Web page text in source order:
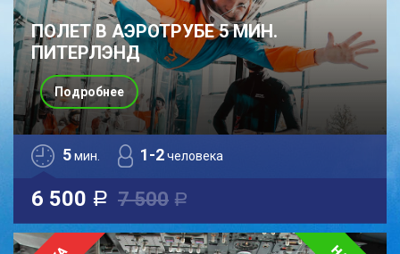
ПОЛЕТ В АЭРОТРУБЕ 5 МИН.
ПИТЕРЛЭНД
5мин. 1-2человека
6 500 a 7 500 a
Подробнее